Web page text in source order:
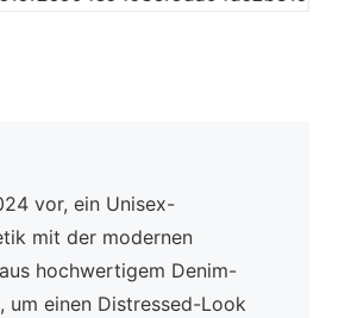
vor, ein Unisex-
mit der modernen
hochwertigem Denim-
einen Distressed-Look